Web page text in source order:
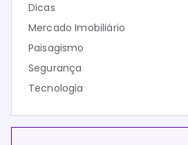
Dicas
Mercado Imobiliário
Paisagismo
Segurança
Tecnologia